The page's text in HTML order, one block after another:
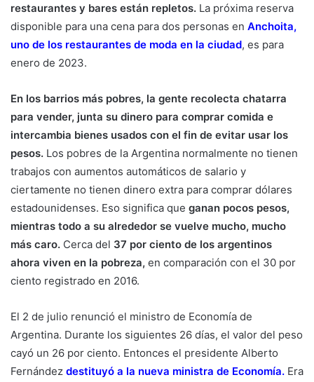
restaurantes y bares están repletos. La próxima reserva
disponible para una cena para dos personas en Anchoita,
uno de los restaurantes de moda en la ciudad, es para
enero de 2023.
En los barrios más pobres, la gente recolecta chatarra
para vender, junta su dinero para comprar comida e
intercambia bienes usados con el fin de evitar usar los
pesos. Los pobres de la Argentina normalmente no tienen
trabajos con aumentos automáticos de salario y
ciertamente no tienen dinero extra para comprar dólares
estadounidenses. Eso significa que ganan pocos pesos,
mientras todo a su alrededor se vuelve mucho, mucho
más caro. Cerca del 37 por ciento de los argentinos
ahora viven en la pobreza, en comparación con el 30 por
ciento registrado en 2016.
El 2 de julio renunció el ministro de Economía de
Argentina. Durante los siguientes 26 días, el valor del peso
cayó un 26 por ciento. Entonces el presidente Alberto
Fernández destituyó a la nueva ministra de Economía. Era